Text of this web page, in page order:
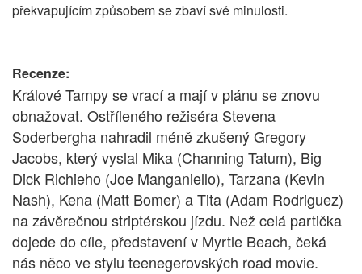
překvapujícím způsobem se zbaví své minulosti.
Recenze:
Králové Tampy se vrací a mají v plánu se znovu
obnažovat. Ostříleného režiséra Stevena
Soderbergha nahradil méně zkušený Gregory
Jacobs, který vyslal Mika (Channing Tatum), Big
Dick Richieho (Joe Manganiello), Tarzana (Kevin
Nash), Kena (Matt Bomer) a Tita (Adam Rodriguez)
na závěrečnou striptérskou jízdu. Než celá partička
dojede do cíle, představení v Myrtle Beach, čeká
nás něco ve stylu teenegerovských road movie.